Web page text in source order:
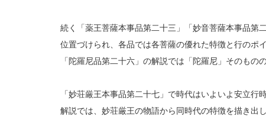
続く「薬王菩薩本事品第二十三」「妙音菩薩本事品第
位置づけられ、各品では各菩薩の優れた特徴と行のポ
「陀羅尼品第二十六」の解説では「陀羅尼」そのもの
「妙荘厳王本事品第二十七」で時代はいよいよ安立行
解説では、妙荘厳王の物語から同時代の特徴を描き出